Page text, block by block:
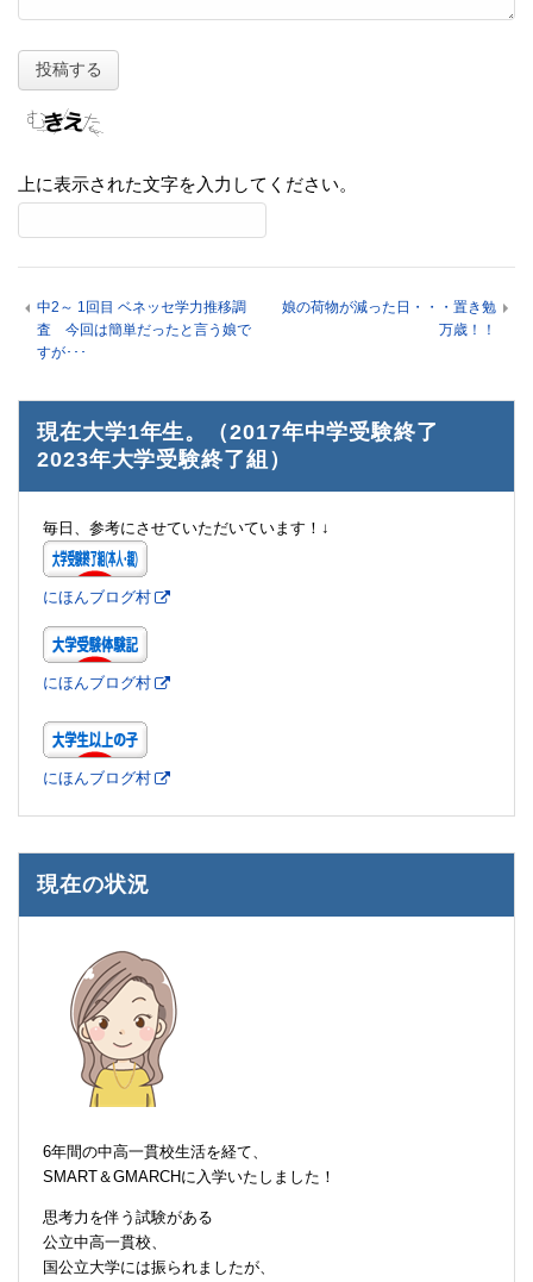
上に表示された文字を入力してください。
中2～ 1回目 ベネッセ学力推移調
査 今回は簡単だったと言う娘で
すが･･･
娘の荷物が減った日・・・置き勉
万歳！！
現在大学1年生。（2017年中学受験終了
2023年大学受験終了組）
毎日、参考にさせていただいています！↓
にほんブログ村
にほんブログ村
にほんブログ村
現在の状況
6年間の中高一貫校生活を経て、
SMART＆GMARCHに入学いたしました！
思考力を伴う試験がある
公立中高一貫校、
国公立大学には振られましたが、